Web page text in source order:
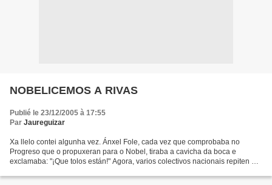
NOBELICEMOS A RIVAS
Publié le 23/12/2005 à 17:55
Par Jaureguizar
Xa llelo contei algunha vez. Ánxel Fole, cada vez que comprobaba no
Progreso que o propuxeran para o Nobel, tiraba a cavicha da boca e
exclamaba: "¡Que tolos están!" Agora, varios colectivos nacionais repiten o